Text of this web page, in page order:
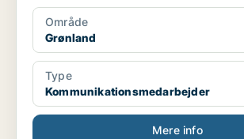
Område
Grønland
Type
Kommunikationsmedarbejder
Mere info